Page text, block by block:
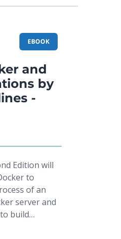
testing,
using
concluding
CD pipeline,
this
you’ll have
by
EBOOK
and
by
-
Edition will
to
of an
server and
build